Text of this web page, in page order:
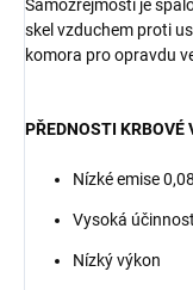
Samozřejmostí je
skel vzduchem proti
komora pro opravdu
PŘEDNOSTI KRBOVÉ
Nízké emise
Vysoká
Nízký výkon